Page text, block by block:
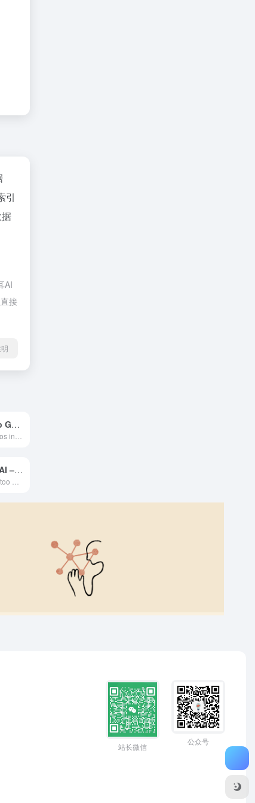
引
AI
接
AI Kissing Video Generator
TattooCoverUp.AI – Revolutiona
站长微信
公众号